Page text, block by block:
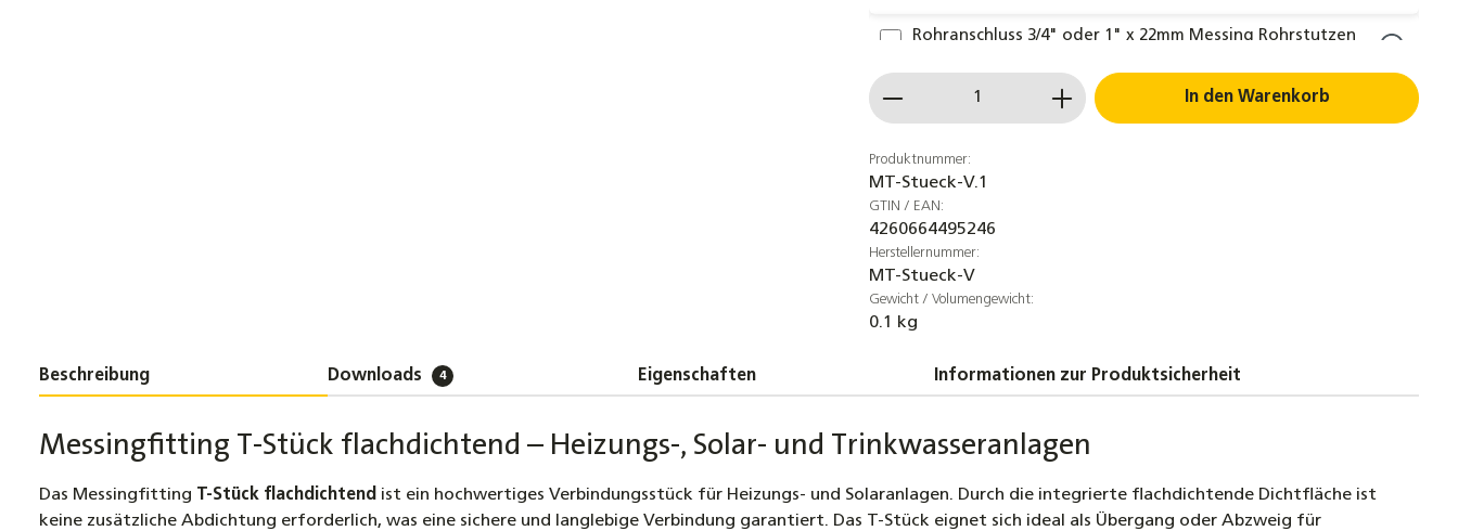
Rohranschluss 3/4" oder 1" x 22mm Messing Rohrstutzen
flachdichtend - Trinkwasser geeignet
1,75 €
2er-Set Verbindungen für Kollektoren 22x22mm
Klemmringverschraubung Verbindungsset
7,60 €
2,90 €
Außengewinde Fitting Nippel
Produkt Anzahl: Gib den gewünschten Wert
In den Warenkorb
Produktnummer:
MT-Stueck-V.1
GTIN / EAN:
4260664495246
Herstellernummer:
MT-Stueck-V
Gewicht / Volumengewicht:
0.1 kg
Beschreibung Downloads 4 Eigenschaften Informationen zur Produktsicherheit
Messingfitting T-Stück flachdichtend – Heizungs-, Solar- und Trinkwasseranlagen
Das Messingfitting T-Stück flachdichtend ist ein hochwertiges Verbindungsstück für Heizungs- und Solaranlagen. Durch die integrierte flachdichtende Dichtfläche ist
keine zusätzliche Abdichtung erforderlich, was eine sichere und langlebige Verbindung garantiert. Das T-Stück eignet sich ideal als Übergang oder Abzweig für